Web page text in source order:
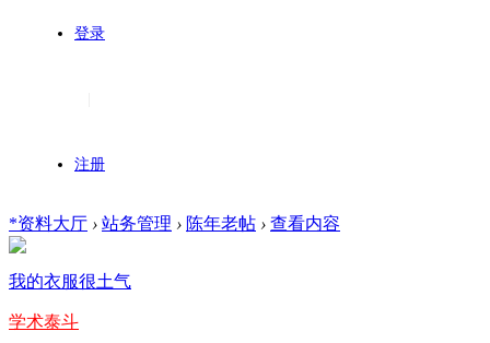
登录
注册
*资料大厅 › 站务管理 › 陈年老帖 › 查看内容
我的衣服很土气
学术泰斗